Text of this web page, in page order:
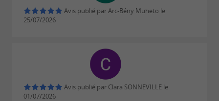
Avis publié par Arc-Bény Muheto le
25/07/2026
Avis publié par Clara SONNEVILLE le
01/07/2026